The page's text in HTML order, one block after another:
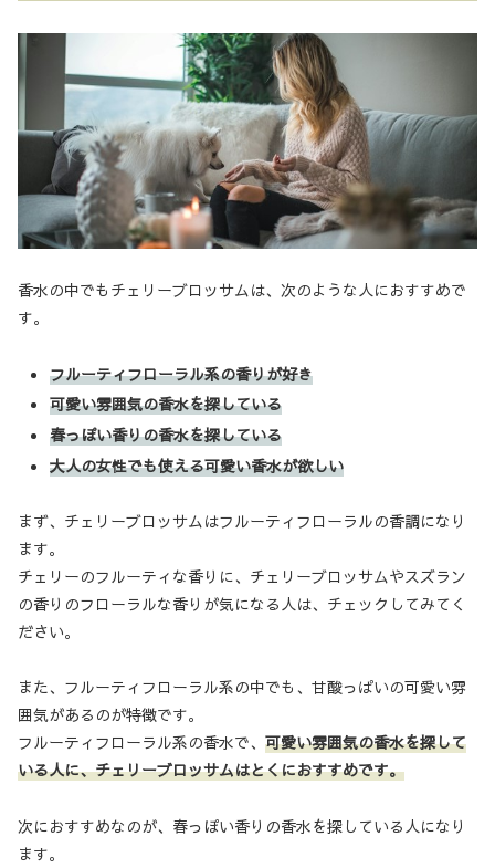
香水の中でもチェリーブロッサムは、次のような人におすすめで
す。
フルーティフローラル系の香りが好き
可愛い雰囲気の香水を探している
春っぽい香りの香水を探している
大人の女性でも使える可愛い香水が欲しい
まず、チェリーブロッサムはフルーティフローラルの香調になり
ます。
チェリーのフルーティな香りに、チェリーブロッサムやスズラン
の香りのフローラルな香りが気になる人は、チェックしてみてく
ださい。
また、フルーティフローラル系の中でも、甘酸っぱいの可愛い雰
囲気があるのが特徴です。
フルーティフローラル系の香水で、 可愛い雰囲気の香水を探して
いる人に、チェリーブロッサムはとくにおすすめです。
次におすすめなのが、春っぽい香りの香水を探している人になり
ます。